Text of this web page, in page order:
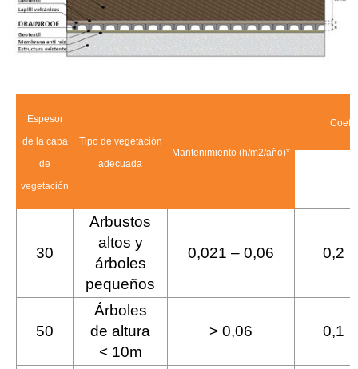
Espesor
de la capa
de
vegetación
Tipo de vegetación
adecuada
Mantenimiento (h/m2/año)*
30
Arbustos
altos y
árboles
pequeños
0,021 – 0,06 0,2
50
Árboles
de altura
< 10m
> 0,06 0,1